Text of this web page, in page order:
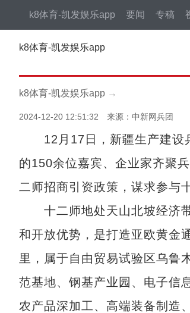
k8体育-凯发娱乐app 要闻 专稿
k8体育-凯发娱乐app
k8体育-凯发娱乐app →
2024-12-20 12:51:32 来源：中新网兵团
12月17日，新疆生产建设
的150余位嘉宾、企业家齐聚
二师招商引资政策，谋求参与
十二师地处天山北坡经济带
和开放优势，是打造亚欧黄金
里，属于自由贸易试验区乌鲁
范基地、钢基产业园、电子信
农产品深加工、高端装备制造